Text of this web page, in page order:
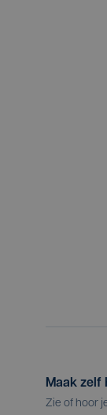
Maak zelf
Zie of hoor